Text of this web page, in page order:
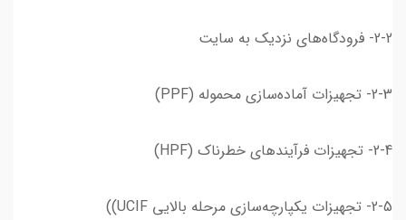
2-2- فرودگاه‌های نزدیک به سایت
2-3- تجهیزات آماده‌سازی محموله (PPF)
2-4- تجهیزات فرآیندهای خطرناک (HPF)
2-5- تجهیزات یکپارچه‌سازی مرحله بالایی UCIF))